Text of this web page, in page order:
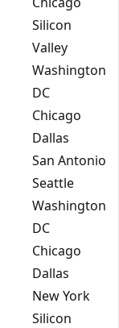
Silicon
Valley
Washington
DC
Chicago
Dallas
San Antonio
Seattle
Washington
DC
Chicago
Dallas
New York
Silicon